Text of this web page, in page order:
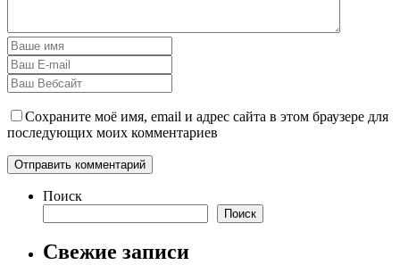
Сохраните моё имя, email и адрес сайта в этом браузере для
последующих моих комментариев
Поиск
Поиск
Свежие записи